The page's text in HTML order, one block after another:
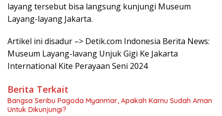
layang tersebut bisa langsung kunjungi Museum
Layang-layang Jakarta.
Artikel ini disadur –> Detik.com Indonesia Berita News:
Museum Layang-lavang Unjuk Gigi Ke Jakarta
International Kite Perayaan Seni 2024
Berita Terkait
Bangsa Seribu Pagoda Myanmar, Apakah Kamu Sudah Aman
Untuk Dikunjungi?